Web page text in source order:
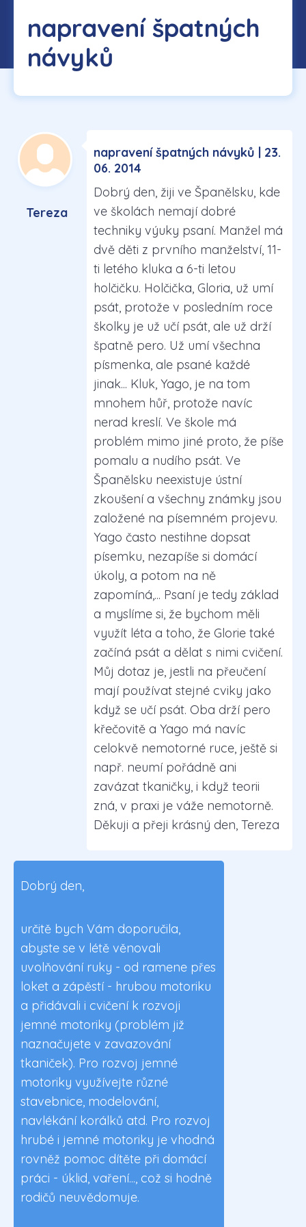
napravení špatných
návyků
Tereza
napravení špatných návyků | 23.
06. 2014
Dobrý den, žiji ve Španělsku, kde
ve školách nemají dobré
techniky výuky psaní. Manžel má
dvě děti z prvního manželství, 11-
ti letého kluka a 6-ti letou
holčičku. Holčička, Gloria, už umí
psát, protože v posledním roce
školky je už učí psát, ale už drží
špatně pero. Už umí všechna
písmenka, ale psané každé
jinak... Kluk, Yago, je na tom
mnohem hůř, protože navíc
nerad kreslí. Ve škole má
problém mimo jiné proto, že píše
pomalu a nudího psát. Ve
Španělsku neexistuje ústní
zkoušení a všechny známky jsou
založené na písemném projevu.
Yago často nestihne dopsat
písemku, nezapíše si domácí
úkoly, a potom na ně
zapomíná,... Psaní je tedy základ
a myslíme si, že bychom měli
využít léta a toho, že Glorie také
začíná psát a dělat s nimi cvičení.
Můj dotaz je, jestli na přeučení
mají používat stejné cviky jako
když se učí psát. Oba drží pero
křečovitě a Yago má navíc
celokvě nemotorné ruce, ještě si
např. neumí pořádně ani
zavázat tkaničky, i když teorii
zná, v praxi je váže nemotorně.
Děkuji a přeji krásný den, Tereza
Dobrý den,
určitě bych Vám doporučila,
abyste se v létě věnovali
uvolňování ruky - od ramene přes
loket a zápěstí - hrubou motoriku
a přidávali i cvičení k rozvoji
jemné motoriky (problém již
naznačujete v zavazování
tkaniček). Pro rozvoj jemné
motoriky využívejte různé
stavebnice, modelování,
navlékání korálků atd. Pro rozvoj
hrubé i jemné motoriky je vhodná
rovněž pomoc dítěte při domácí
práci - úklid, vaření..., což si hodně
rodičů neuvědomuje.